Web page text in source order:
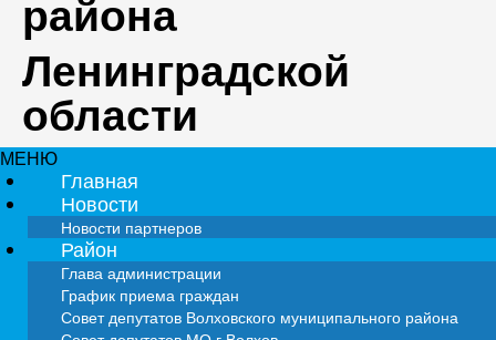
района
Ленинградской
области
МЕНЮ
Главная
Новости
Новости партнеров
Район
Глава администрации
График приема граждан
Совет депутатов Волховского муниципального района